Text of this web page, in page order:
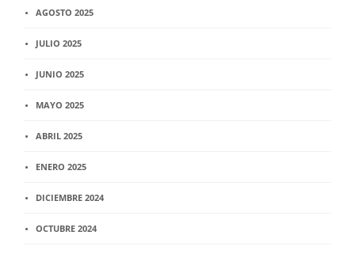
AGOSTO 2025
JULIO 2025
JUNIO 2025
MAYO 2025
ABRIL 2025
ENERO 2025
DICIEMBRE 2024
OCTUBRE 2024